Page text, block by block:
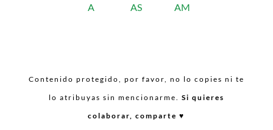
A
AS
AM
Contenido protegido, por favor, no lo copies ni te
lo atribuyas sin mencionarme. Si quieres
colaborar, comparte ♥︎